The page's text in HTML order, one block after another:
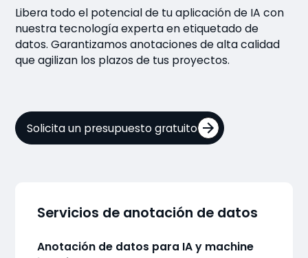
Libera todo el potencial de tu aplicación de IA con
nuestra tecnología experta en etiquetado de
datos. Garantizamos anotaciones de alta calidad
que agilizan los plazos de tus proyectos.
Solicita un presupuesto gratuito
Servicios de anotación de datos
Anotación de datos para IA y machine